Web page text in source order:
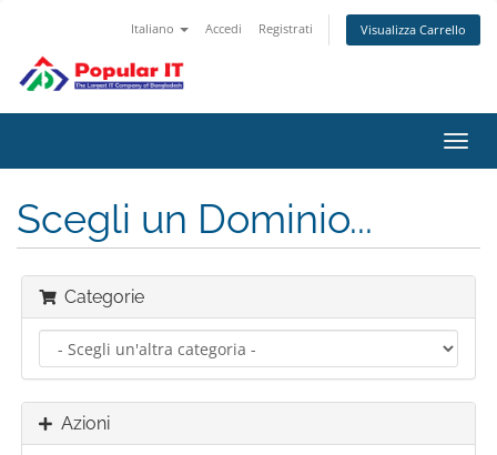
Italiano Accedi Registrati Visualizza Carrello
Attiva
Scegli un Dominio...
Categorie
Azioni